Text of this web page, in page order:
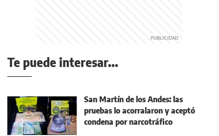
Te puede interesar...
San Martín de los Andes: las
pruebas lo acorralaron y aceptó
condena por narcotráfico